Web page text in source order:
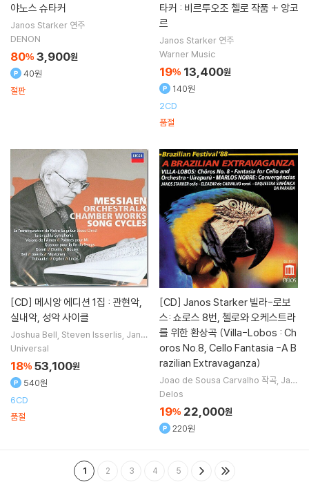
야노스 슈타커
Janos Starker 연주
DENON
80% 3,900원
40원
절판
타커 : 비르투오조 첼로 작품 + 앙코
르
Janos Starker 연주
Warner Music
19% 13,400원
140원
2CD
품절
[CD] 메시앙 에디션 1집 : 관현악,
실내악, 성악 사이클
Joshua Bell Steven Isserlis Jano
s Starker
Universal
18% 53,100원
540원
6CD
품절
[CD] Janos Starker 빌라-로보
스: 쇼로스 8번, 첼로와 오케스트라
를 위한 환상곡 (Villa-Lobos : Ch
oros No.8, Cello Fantasia -A B
razilian Extravaganza)
Joao de Sousa Carvalho 작곡 Jan
os Starker
Delos
19% 22,000원
220원
1 2 3 4 5